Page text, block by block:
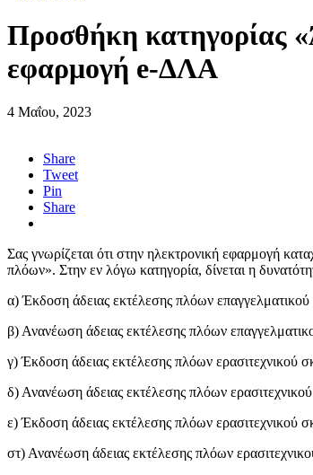
Προσθήκη κατηγορίας
εφαρμογή e-ΔΛΑ
4 Μαΐου, 2023
Share
Tweet
Pin
Share
Σας γνωρίζεται ότι στην ηλεκτρονική εφαρμογή
πλόων». Στην εν λόγω κατηγορία, δίνεται η
α) Έκδοση άδειας εκτέλεσης πλόων
β) Ανανέωση άδειας εκτέλεσης πλόων
γ) Έκδοση άδειας εκτέλεσης πλόων ερασιτεχνικού
δ) Ανανέωση άδειας εκτέλεσης πλόων
ε) Έκδοση άδειας εκτέλεσης πλόων ερασιτεχνικού
στ) Ανανέωση άδειας εκτέλεσης πλόων